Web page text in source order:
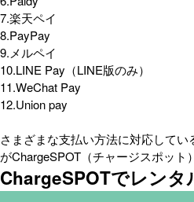
7.楽天ペイ
8.PayPay
9.メルペイ
10.LINE Pay（LINE版のみ）
11.WeChat Pay
12.Union pay
さまざまな支払い方法に対応して
がChargeSPOT（チャージスポット
ChargeSPOTでレンタ